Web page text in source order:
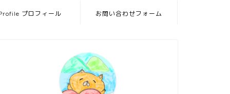
プロフィール お問い合わせフォーム